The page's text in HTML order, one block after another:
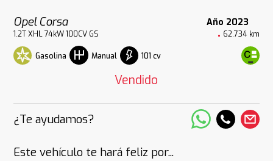
Opel Corsa Año 2023
1.2T XHL 74kW 100CV GS 62.734 km
Gasolina Manual 101 cv
Vendido
¿Te ayudamos?
Este vehículo te hará feliz por...